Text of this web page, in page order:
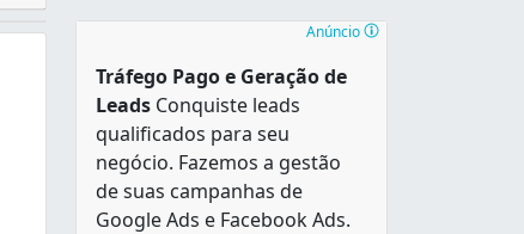
Anúncio
Tráfego Pago e Geração de
Leads Conquiste leads
qualificados para seu
negócio. Fazemos a gestão
de suas campanhas de
Google Ads e Facebook Ads.